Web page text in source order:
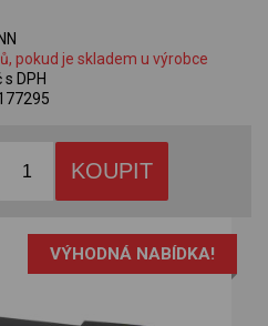
pokud je skladem u výrobce
s DPH
VÝHODNÁ NABÍDKA!